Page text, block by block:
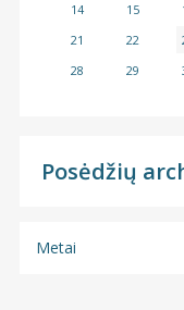
14
15
21
22
28
29
Posėdžių
Metai